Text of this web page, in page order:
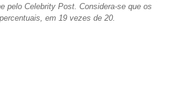
pelo Celebrity Post. Considera-se que os
em 19 vezes de 20.